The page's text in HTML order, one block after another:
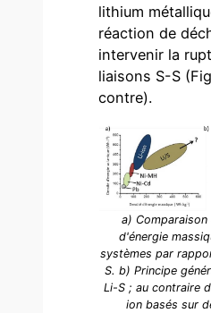
lithium
réaction de
intervenir la
liaisons S-S
contre).
a)
d'énergie
systèmes par
S. b) Principe
Li-S ; au contraire
ion basés sur